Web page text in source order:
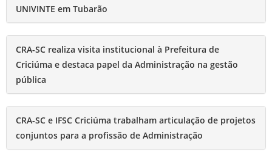
UNIVINTE em Tubarão
CRA-SC realiza visita institucional à Prefeitura de
Criciúma e destaca papel da Administração na gestão
pública
CRA-SC e IFSC Criciúma trabalham articulação de projetos
conjuntos para a profissão de Administração